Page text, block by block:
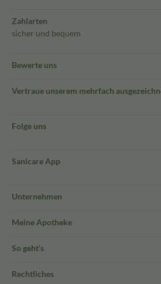
Zahlarten
sicher und bequem
Bewerte uns
Vertraue unserem mehrfach
Folge uns
Sanicare App
Unternehmen
Meine Apotheke
So geht's
Rechtliches